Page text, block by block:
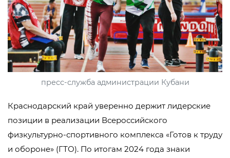
пресс-служба администрации Кубани
Краснодарский край уверенно держит лидерские
позиции в реализации Всероссийского
физкультурно-спортивного комплекса «Готов к труду
и обороне» (ГТО). По итогам 2024 года знаки